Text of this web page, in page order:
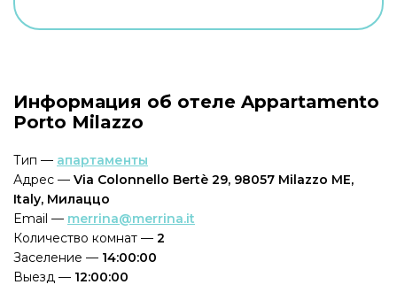
Информация об отеле Appartamento
Porto Milazzo
Тип — апартаменты
Адрес — Via Colonnello Bertè 29, 98057 Milazzo ME,
Italy, Милаццо
Email — merrina@merrina.it
Количество комнат — 2
Заселение — 14:00:00
Выезд — 12:00:00